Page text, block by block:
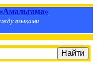
языками